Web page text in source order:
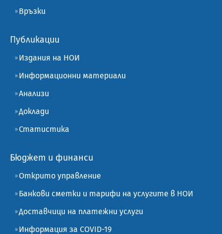
Връзки
Публикации
Издания на НОИ
Информационни материали
Анализи
Доклади
Статистика
Бюджет и финанси
Открито управление
Банкови сметки и тарифи на услугите в НОИ
Доставчици на платежни услуги
Информация за COVID-19